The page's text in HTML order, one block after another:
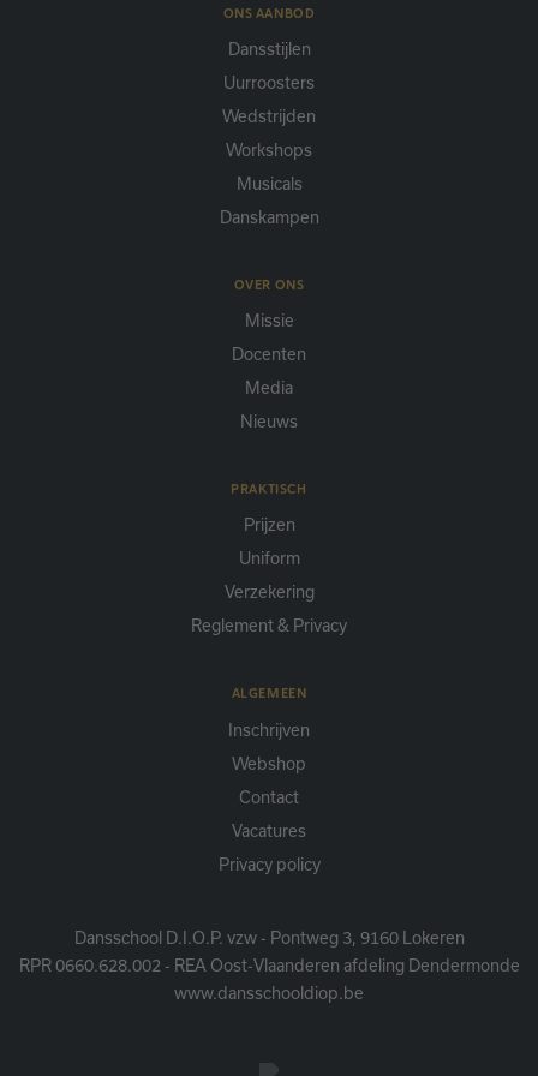
ONS AANBOD
Dansstijlen
Uurroosters
Wedstrijden
Workshops
Musicals
Danskampen
OVER ONS
Missie
Docenten
Media
Nieuws
PRAKTISCH
Prijzen
Uniform
Verzekering
Reglement & Privacy
ALGEMEEN
Inschrijven
Webshop
Contact
Vacatures
Privacy policy
Dansschool D.I.O.P. vzw - Pontweg 3, 9160 Lokeren
RPR 0660.628.002 - REA Oost-Vlaanderen afdeling Dendermonde
www.dansschooldiop.be